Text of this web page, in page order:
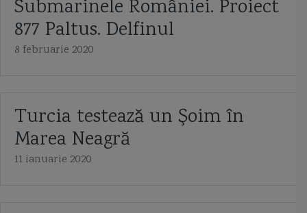
Submarinele României. Proiect
877 Paltus. Delfinul
8 februarie 2020
Turcia testează un Şoim în
Marea Neagră
11 ianuarie 2020